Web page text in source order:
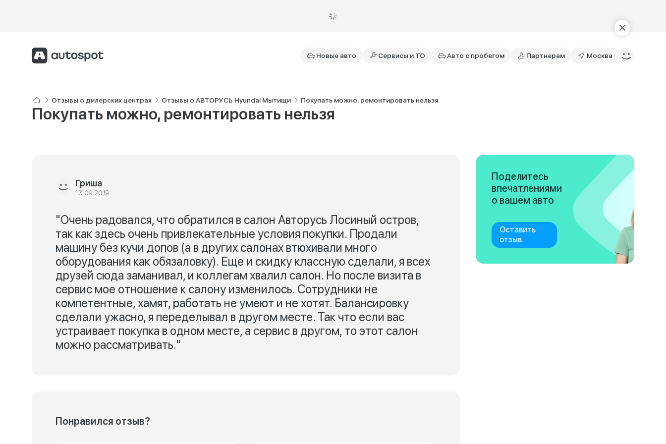
Новые авто Сервисы и ТО Авто с пробегом Партнерам Москва
Отзывы о дилерских центрах Отзывы о АВТОРУСЬ Hyundai Мытищи Покупать можно, ремонтировать нельзя
Покупать можно, ремонтировать нельзя
Гриша
13.09.2019
"Очень радовался, что обратился в салон Авторусь Лосиный остров,
так как здесь очень привлекательные условия покупки. Продали
машину без кучи допов (а в других салонах втюхивали много
оборудования как обязаловку). Еще и скидку классную сделали, я всех
друзей сюда заманивал, и коллегам хвалил салон. Но после визита в
сервис мое отношение к салону изменилось. Сотрудники не
компетентные, хамят, работать не умеют и не хотят. Балансировку
сделали ужасно, я переделывал в другом месте. Так что если вас
устраивает покупка в одном месте, а сервис в другом, то этот салон
можно рассматривать."
Понравился отзыв?
Поделитесь
впечатлениями
о вашем авто
Оставить
отзыв